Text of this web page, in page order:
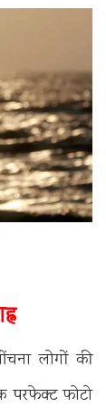
लोगों की
परफेक्ट फोटो